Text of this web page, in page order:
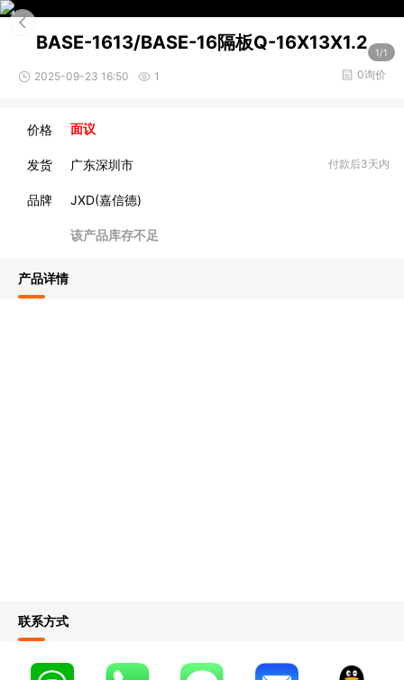
1/1
BASE-1613/BASE-16隔板Q-16X13X1.2
2025-09-23 16:50 1 0询价
价格 面议
发货 广东深圳市 付款后3天内
品牌 JXD(嘉信德)
该产品库存不足
产品详情
联系方式